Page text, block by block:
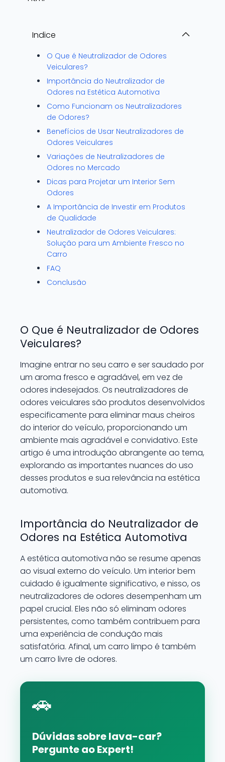
Indice
O Que é Neutralizador de Odores
Veiculares?
Importância do Neutralizador de
Odores na Estética Automotiva
Como Funcionam os Neutralizadores
de Odores?
Benefícios de Usar Neutralizadores de
Odores Veiculares
Variações de Neutralizadores de
Odores no Mercado
Dicas para Projetar um Interior Sem
Odores
A Importância de Investir em Produtos
de Qualidade
Neutralizador de Odores Veiculares:
Solução para um Ambiente Fresco no
Carro
FAQ
Conclusão
O Que é Neutralizador de Odores
Veiculares?
Imagine entrar no seu carro e ser saudado por
um aroma fresco e agradável, em vez de
odores indesejados. Os neutralizadores de
odores veiculares são produtos desenvolvidos
especificamente para eliminar maus cheiros
do interior do veículo, proporcionando um
ambiente mais agradável e convidativo. Este
artigo é uma introdução abrangente ao tema,
explorando as importantes nuances do uso
desses produtos e sua relevância na estética
automotiva.
Importância do Neutralizador de
Odores na Estética Automotiva
A estética automotiva não se resume apenas
ao visual externo do veículo. Um interior bem
cuidado é igualmente significativo, e nisso, os
neutralizadores de odores desempenham um
papel crucial. Eles não só eliminam odores
persistentes, como também contribuem para
uma experiência de condução mais
satisfatória. Afinal, um carro limpo é também
um carro livre de odores.
🚗
Dúvidas sobre lava-car?
Pergunte ao Expert!